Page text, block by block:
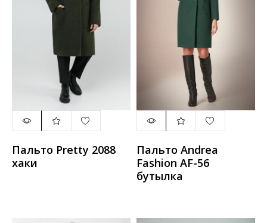
Пальто Pretty 2088
хаки
Пальто Andrea
Fashion AF-56
бутылка